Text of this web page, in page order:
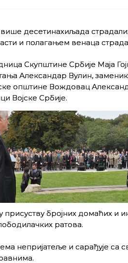
десетинахиљада
и полагањем венаца
Скупштине Србије Маја
Александар Вулин, заменик
општине Вождовац
Војске Србије.
бројних домаћих и
ратова.
неприjатеље и сарађуjе са